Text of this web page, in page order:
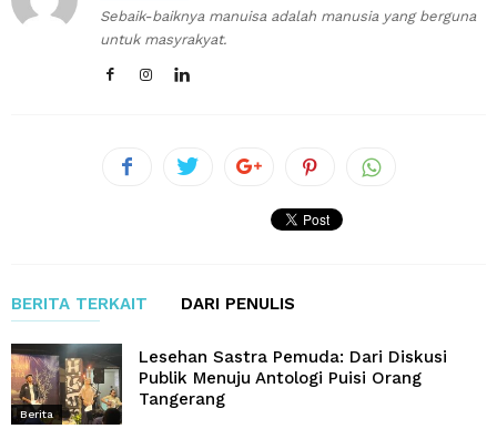
Sebaik-baiknya manuisa adalah manusia yang berguna
untuk masyrakyat.
BERITA TERKAIT DARI PENULIS
Berita
Lesehan Sastra Pemuda: Dari Diskusi
Publik Menuju Antologi Puisi Orang
Tangerang